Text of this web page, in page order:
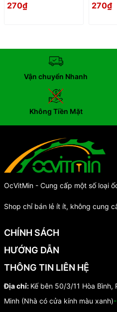
270₫ 270₫
Vận chuyển Nhanh
Không Tiền Mặt
OcVitMin - Cung cấp một số loại
Shop chỉ bán lẻ ít ít, không cung
CHÍNH SÁCH
HƯỚNG DẪN
THÔNG TIN LIÊN HỆ
Địa chỉ: Kế bên 50/3/11 Hòa Bình,
Minh (Nhà có cửa kính màu xanh)